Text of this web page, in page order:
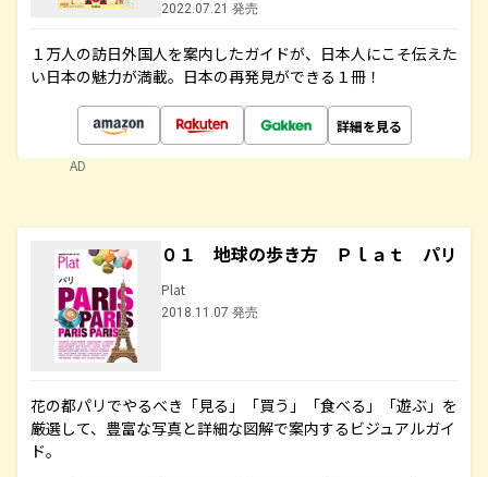
2022.07.21 発売
１万人の訪日外国人を案内したガイドが、日本人にこそ伝えた
い日本の魅力が満載。日本の再発見ができる１冊！
詳細を見る
AD
０１ 地球の歩き方 Ｐｌａｔ パリ
Plat
2018.11.07 発売
花の都パリでやるべき「見る」「買う」「食べる」「遊ぶ」を
厳選して、豊富な写真と詳細な図解で案内するビジュアルガイ
ド。